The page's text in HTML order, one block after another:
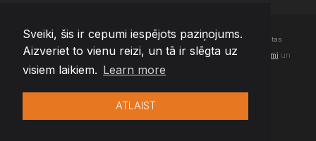
Sveiki, šis ir cepumi iespējots paziņojums.
Aizveriet to vienu reizi, un tā ir slēgta uz
visiem laikiem. Learn more
ATLAIST
© Autortiesības2026 Team Extension Latvia- Visas tiesības aizsargātas
Changelog● Izmantojot šo vietni, jūs piekrītat mūsuLietošanas noteikumi un
Privātuma politika